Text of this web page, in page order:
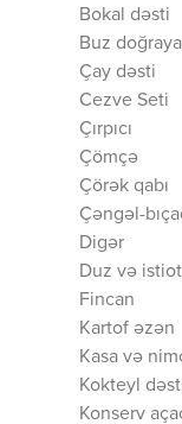
Bokal dəsti
Buz
Çay dəsti
Cezve Seti
Çırpıcı
Çömçə
Çörək qabı
Çəngəl-
Digər
Duz və istiot
Fincan
Kartof əzən
Kasa və
Kokteyl
Konserv